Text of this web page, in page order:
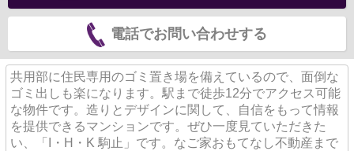
電話でお問い合わせする
共用部に住民専用のゴミ置き場を備えているので、面倒な
ゴミ出しも楽になります。駅まで徒歩12分でアクセス可能
な物件です。造りとデザインに関して、自信をもって情報
を提供できるマンションです。ぜひ一度見ていただきた
い、「I・H・K 駒止」です。なご家おもてなし不動産まで